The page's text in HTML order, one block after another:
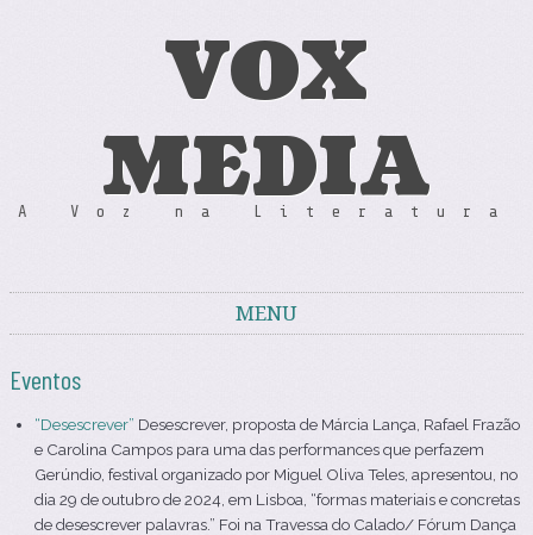
VOX
MEDIA
A Voz na Literatura
MENU
Eventos
“Desescrever” Desescrever, proposta de Márcia Lança, Rafael Frazão
e Carolina Campos para uma das performances que perfazem
Gerúndio, festival organizado por Miguel Oliva Teles, apresentou, no
dia 29 de outubro de 2024, em Lisboa, “formas materiais e concretas
de desescrever palavras.” Foi na Travessa do Calado/ Fórum Dança